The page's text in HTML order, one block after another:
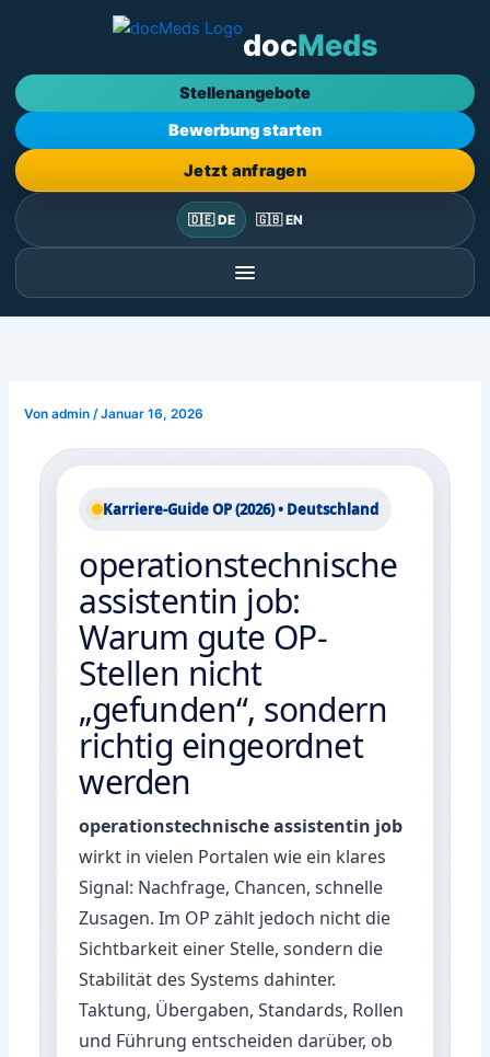
docMeds
Stellenangebote
Bewerbung starten
Jetzt anfragen
🇩🇪 DE 🇬🇧 EN
Vonadmin /Januar 16, 2026
Karriere-Guide OP (2026) • Deutschland
operationstechnische
assistentin job:
Warum gute OP-
Stellen nicht
„gefunden“, sondern
richtig eingeordnet
werden
operationstechnische assistentin job
wirkt in vielen Portalen wie ein klares
Signal: Nachfrage, Chancen, schnelle
Zusagen. Im OP zählt jedoch nicht die
Sichtbarkeit einer Stelle, sondern die
Stabilität des Systems dahinter.
Taktung, Übergaben, Standards, Rollen
und Führung entscheiden darüber, ob